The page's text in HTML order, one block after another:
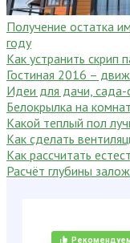
Получение остатка
году
Как устранить скрип
Гостиная 2016 –
Идеи для дачи,
Белокрылка на
Какой теплый пол
Как сделать
Как рассчитать
Рас­чёт глу­бины